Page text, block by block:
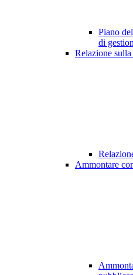
Piano
di
Relazione
Ammontare